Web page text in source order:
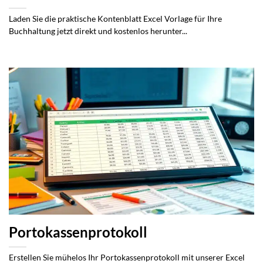
Laden Sie die praktische Kontenblatt Excel Vorlage für Ihre
Buchhaltung jetzt direkt und kostenlos herunter...
Portokassenprotokoll
Erstellen Sie mühelos Ihr Portokassenprotokoll mit unserer Excel